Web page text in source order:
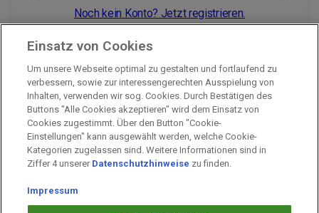
Noch kein Konto? Jetzt registrieren.
Impressum
Unternehmen
Arbeiten bei PAYBACK
Fragen & Hilfe
Datenschutz
Cookie-Einstellungen
Einsatz von Cookies
Um unsere Webseite optimal zu gestalten und fortlaufend zu
verbessern, sowie zur interessengerechten Ausspielung von
Inhalten, verwenden wir sog. Cookies. Durch Bestätigen des
Buttons "Alle Cookies akzeptieren" wird dem Einsatz von
Cookies zugestimmt. Über den Button "Cookie-
Einstellungen" kann ausgewählt werden, welche Cookie-
Kategorien zugelassen sind. Weitere Informationen sind in
Ziffer 4 unserer Datenschutzhinweise zu finden.
Impressum